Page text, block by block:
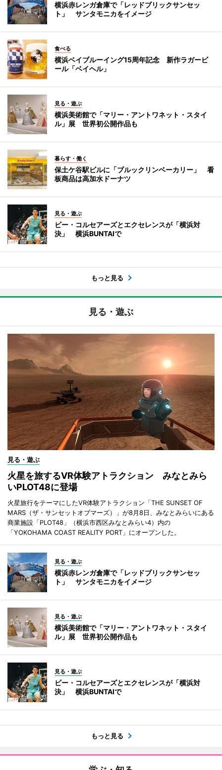
横浜赤レンガ倉庫で「レッドブリックサンセッ
ト」 サンタモニカをイメージ
食べる
横浜ベイブルーイング15周年記念 新作ラガービ
ール「ベイヘル」
見る・遊ぶ
横浜美術館で「マリー・アントワネット・スタイ
ル」展 世界初公開作品も
暮らす・働く
保土ケ谷駅ビルに「ブルックリンベーカリー」 看
板商品は高加水ドーナツ
見る・遊ぶ
ビー・コルセアーズとエクセレンスが「横浜対
決」 横浜BUNTAIで
もっと見る
見る・遊ぶ
見る・遊ぶ
火星を旅するVR体験アトラクション みなとみら
いPLOT48に登場
火星旅行をテーマにしたVR体験アトラクション「THE SUNSET OF
MARS（ザ・サンセットオブマーズ）」が8月8日、みなとみらいにある
商業施設「PLOT48」（横浜市西区みなとみらい4）内の
「YOKOHAMA COAST REALITY PORT」にオープンした。
見る・遊ぶ
横浜赤レンガ倉庫で「レッドブリックサンセッ
ト」 サンタモニカをイメージ
見る・遊ぶ
横浜美術館で「マリー・アントワネット・スタイ
ル」展 世界初公開作品も
見る・遊ぶ
ビー・コルセアーズとエクセレンスが「横浜対
決」 横浜BUNTAIで
もっと見る